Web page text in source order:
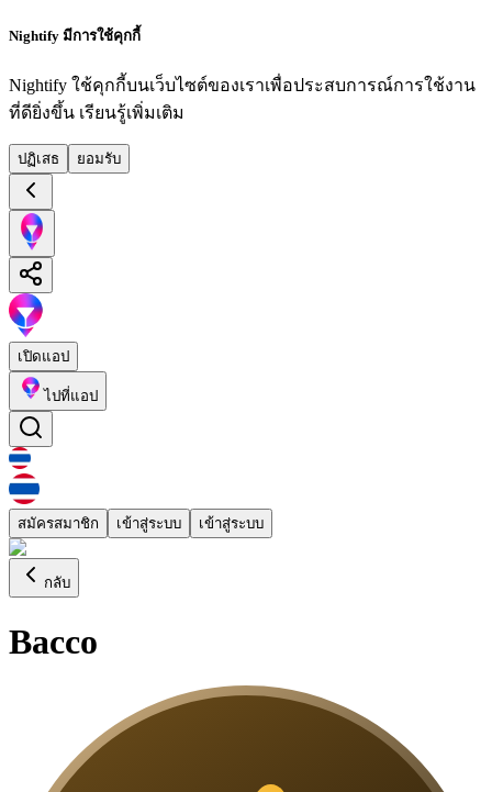
Nightify มีการใช้คุกกี้
Nightify ใช้คุกกี้บนเว็บไซต์ของเราเพื่อประสบการณ์การใช้งาน
ที่ดียิ่งขึ้น เรียนรู้เพิ่มเติม
ปฏิเสธ ยอมรับ
เปิดแอป
ไปที่แอป
สมัครสมาชิก เข้าสู่ระบบ เข้าสู่ระบบ
กลับ
Bacco